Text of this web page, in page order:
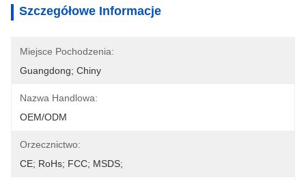
Szczegółowe Informacje
Miejsce Pochodzenia:
Guangdong; Chiny
Nazwa Handlowa:
OEM/ODM
Orzecznictwo:
CE; RoHs; FCC; MSDS;